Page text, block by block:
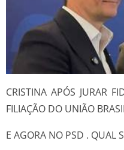
CRISTINA APÓS JURAR
FILIAÇÃO DO UNIÃO
E AGORA NO PSD . QUAL